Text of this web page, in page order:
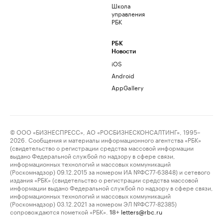
Школа
управления
РБК
РБК
Новости
iOS
Android
AppGallery
© ООО «БИЗНЕСПРЕСС», АО «РОСБИЗНЕСКОНСАЛТИНГ», 1995–
2026. Сообщения и материалы информационного агентства «РБК»
(свидетельство о регистрации средства массовой информации
выдано Федеральной службой по надзору в сфере связи,
информационных технологий и массовых коммуникаций
(Роскомнадзор) 09.12.2015 за номером ИА №ФС77-63848) и сетевого
издания «РБК» (свидетельство о регистрации средства массовой
информации выдано Федеральной службой по надзору в сфере связи,
информационных технологий и массовых коммуникаций
(Роскомнадзор) 03.12.2021 за номером ЭЛ №ФС77-82385)
сопровождаются пометкой «РБК».
18+ letters@rbc.ru